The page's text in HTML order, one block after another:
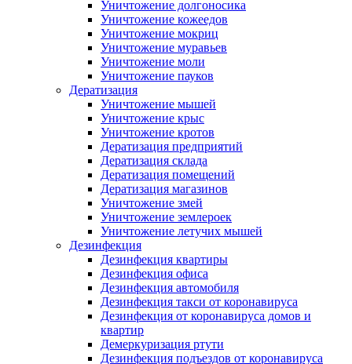
Уничтожение долгоносика
Уничтожение кожеедов
Уничтожение мокриц
Уничтожение муравьев
Уничтожение моли
Уничтожение пауков
Дератизация
Уничтожение мышей
Уничтожение крыс
Уничтожение кротов
Дератизация предприятий
Дератизация склада
Дератизация помещений
Дератизация магазинов
Уничтожение змей
Уничтожение землероек
Уничтожение летучих мышей
Дезинфекция
Дезинфекция квартиры
Дезинфекция офиса
Дезинфекция автомобиля
Дезинфекция такси от коронавируса
Дезинфекция от коронавируса домов и
квартир
Демеркуризация ртути
Дезинфекция подъездов от коронавируса